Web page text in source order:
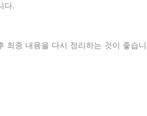
다.
최종 내용을 다시 정리하는 것이 좋습니